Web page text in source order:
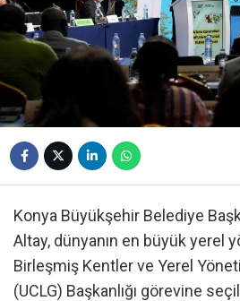
Konya Büyükşehir Belediye
Altay, dünyanın en büyük yerel
Birleşmiş Kentler ve Yerel
(UCLG) Başkanlığı görevine